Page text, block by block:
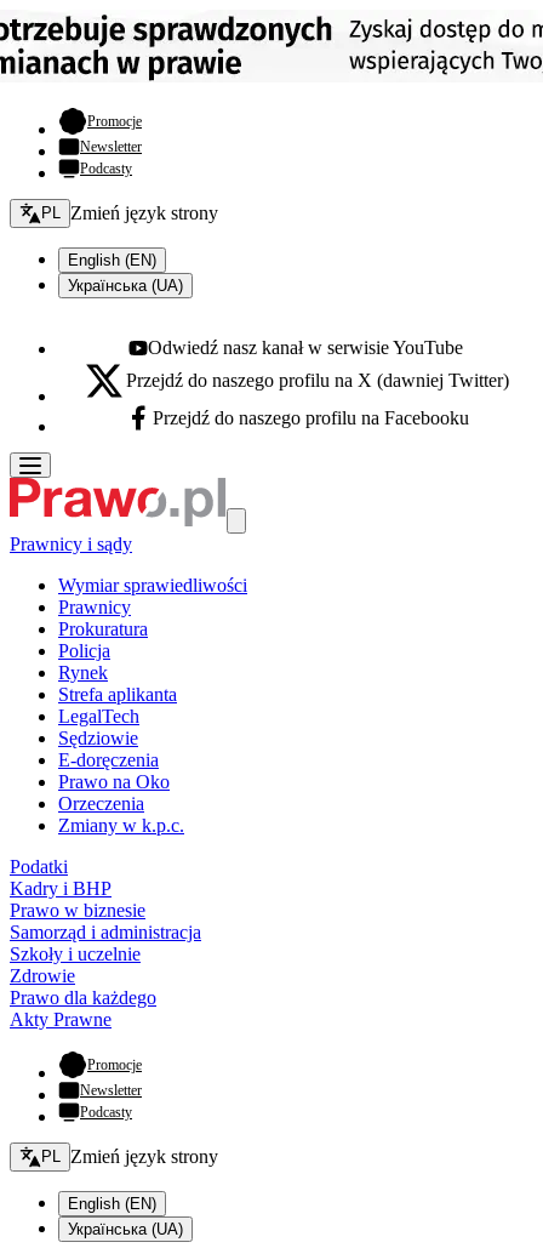
Promocje- otwiera się w nowej karcie
Newsletter
Podcasty
Zmień język - bieżący:
PL Zmień język strony
English (EN)
Українська (UA)
Youtube - otwiera się w nowej karcie
Odwiedź nasz kanał w serwisie YouTube
X - otwiera się w nowej karcie
Przejdź do naszego profilu na X (dawniej Twitter)
Facebook - otwiera się w nowej karcie
Przejdź do naszego profilu na Facebooku
Prawnicy i sądy
Wymiar sprawiedliwości
Prawnicy
Prokuratura
Policja
Rynek
Strefa aplikanta
LegalTech
Sędziowie
E-doręczenia
Prawo na Oko
Orzeczenia
Zmiany w k.p.c.
Podatki
Kadry i BHP
Prawo w biznesie
Samorząd i administracja
Szkoły i uczelnie
Zdrowie
Prawo dla każdego
Akty Prawne
Promocje- otwiera się w nowej karcie
Newsletter
Podcasty
Zmień język - bieżący:
PL Zmień język strony
English (EN)
Українська (UA)